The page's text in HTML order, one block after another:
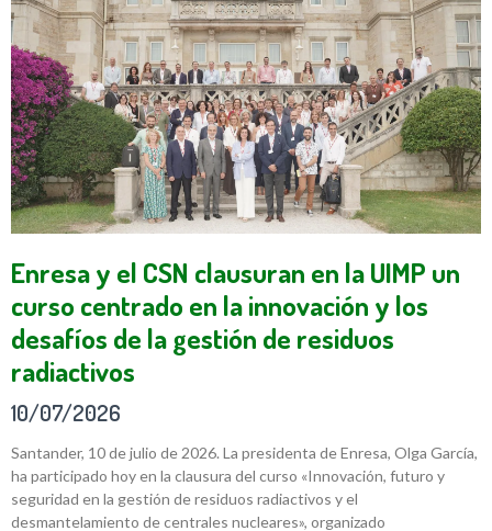
Enresa y el CSN clausuran en la UIMP un
curso centrado en la innovación y los
desafíos de la gestión de residuos
radiactivos
10/07/2026
Santander, 10 de julio de 2026. La presidenta de Enresa, Olga García,
ha participado hoy en la clausura del curso «Innovación, futuro y
seguridad en la gestión de residuos radiactivos y el
desmantelamiento de centrales nucleares», organizado